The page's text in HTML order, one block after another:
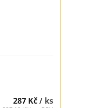
287 Kč/ ks